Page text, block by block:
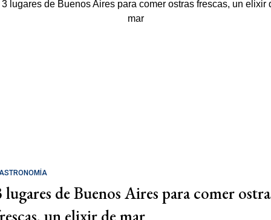
lugares de Buenos Aires para comer